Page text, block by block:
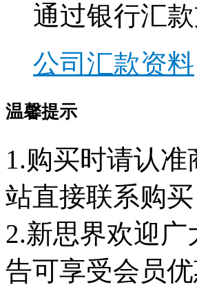
通过银行汇
公司汇款资料
温馨提示
1.购买时请认准
站直接联系购
2.新思界欢迎
告可享受会员